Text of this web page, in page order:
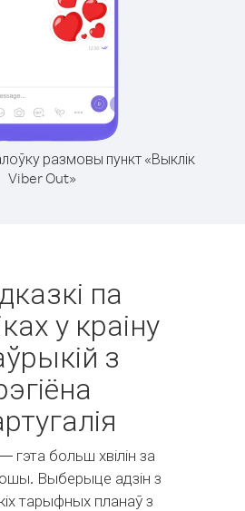
размовы пункт «Выклік
Viber Out»
па
у краіну
з
гэта больш хвілін за
Выберыце адзін з
тарыфных планаў з